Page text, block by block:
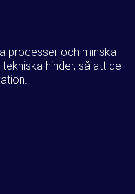
processer och minska
hinder, så att de